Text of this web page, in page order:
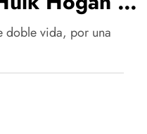
doble vida, por una